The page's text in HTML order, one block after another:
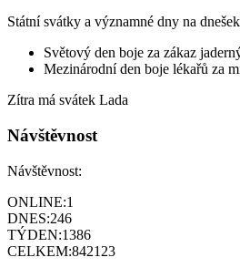
Státní svátky a významné dny na
Světový den boje za zákaz
Mezinárodní den boje lékařů za
Zítra má svátek Lada
Návštěvnost
Návštěvnost:
ONLINE:1
DNES:246
TÝDEN:1386
CELKEM:842123